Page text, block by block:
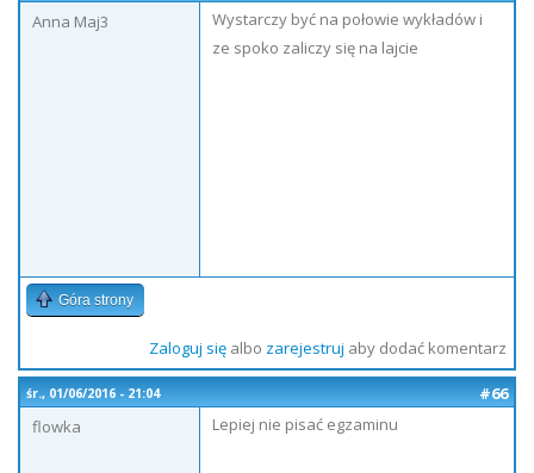
Anna Maj3
Wystarczy być na połowie wykładów i
ze spoko zaliczy się na lajcie
Góra strony
Zaloguj sięalbo zarejestruj aby dodać komentarz
śr., 01/06/2016 - 21:04
#66
flowka
Lepiej nie pisać egzaminu